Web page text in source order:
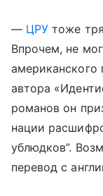
— ЦРУ тоже
Впрочем, не
американского
автора
романов он
нации
ублюдков”.
перевод с